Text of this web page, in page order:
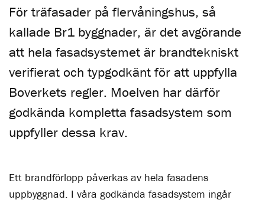
För träfasader på flervåningshus, så
kallade Br1 byggnader, är det avgörande
att hela fasadsystemet är brandtekniskt
verifierat och typgodkänt för att uppfylla
Boverkets regler. Moelven har därför
godkända kompletta fasadsystem som
uppfyller dessa krav.
Ett brandförlopp påverkas av hela fasadens
uppbyggnad. I våra godkända fasadsystem ingår